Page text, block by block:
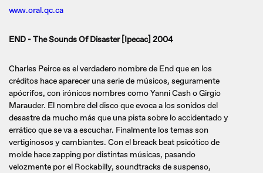
www.oral.qc.ca
END - The Sounds Of Disaster [Ipecac] 2004
Charles Peirce es el verdadero nombre de End que en los
créditos hace aparecer una serie de músicos, seguramente
apócrifos, con irónicos nombres como Yanni Cash o Girgio
Marauder. El nombre del disco que evoca a los sonidos del
desastre da mucho más que una pista sobre lo accidentado y
errático que se va a escuchar. Finalmente los temas son
vertiginosos y cambiantes. Con el breack beat psicótico de
molde hace zapping por distintas músicas, pasando
velozmente por el Rockabilly, soundtracks de suspenso,